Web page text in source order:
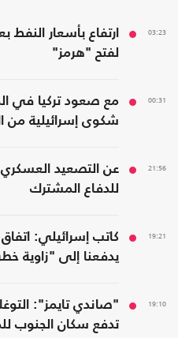
03:23
ارتفاع بأسعار النفط
لفتح "هرمز"
00:31
مع صعود تركيا في
شكوى إسرائيلية من
21:56
عن التصعيد
للدفاع المشترك
19:21
كاتب إسرائيلي:
يدفعنا إلى "زاوية
19:10
"صاندي تايمز":
تدفع سكان الجنوب